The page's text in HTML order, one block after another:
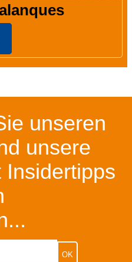
unseren
unsere
Insidertipps